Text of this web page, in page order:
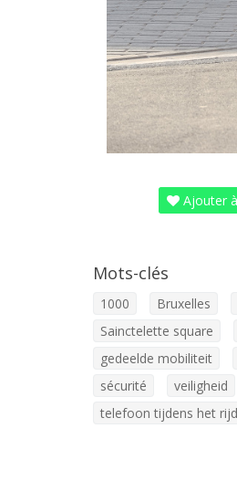
Ajouter
Mots-clés
1000 Bruxelles
Sainctelette square
gedeelde mobiliteit
sécurité
veiligheid
telefoon tijdens het